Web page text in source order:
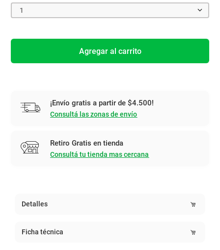
1
Agregar al carrito
¡Envío gratis a partir de $4.500!
Consultá las zonas de envío
Retiro Gratis en tienda
Consultá tu tienda mas cercana
Detalles
Ficha técnica